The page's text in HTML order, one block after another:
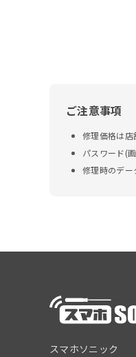
ご注意事項
修理価格は店
パスワード(
修理時のデー
スマホソニック